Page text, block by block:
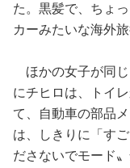
た。黒髪で、ちょ
カーみたいな海外
ほかの女子が同じ
にチヒロは、トイ
て、自動車の部品
は、しきりに「す
ださないでモード